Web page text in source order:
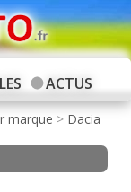
ACTUS
marque > Dacia